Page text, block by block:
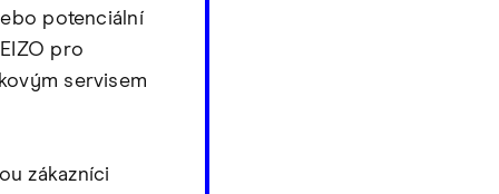
potenciální
pro
servisem
zákazníci